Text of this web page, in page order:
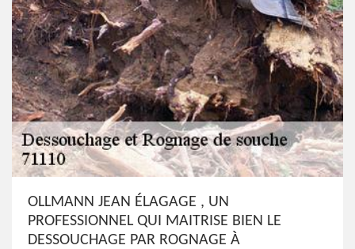
OLLMANN JEAN ÉLAGAGE , UN
PROFESSIONNEL QUI MAITRISE BIEN LE
DESSOUCHAGE PAR ROGNAGE À